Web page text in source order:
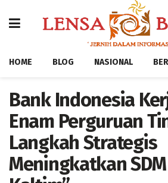
HOME BLOG NASIONAL
Bank Indonesia
Enam Perguruan
Langkah Strategis
Meningkatkan